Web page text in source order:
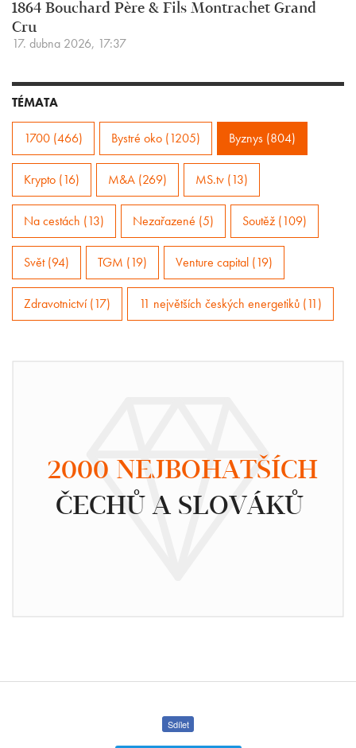
1864 Bouchard Père & Fils Montrachet Grand
Cru
17. dubna 2026, 17:37
TÉMATA
1700 (466) Bystré oko (1205) Byznys (804)
Krypto (16) M&A (269) MS.tv (13)
Na cestách (13) Nezařazené (5) Soutěž (109)
Svět (94) TGM (19) Venture capital (19)
Zdravotnictví (17) 11 největších českých energetiků (11)
2000 NEJBOHATŠÍCH
ČECHŮ A SLOVÁKŮ
Sdílet